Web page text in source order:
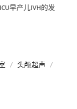
早产儿IVH的发
/ 头颅超声
/